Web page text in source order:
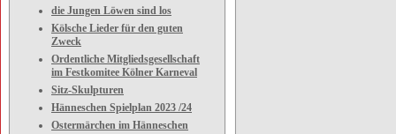
die Jungen Löwen sind los
Kölsche Lieder für den guten
Zweck
Ordentliche Mitgliedsgesellschaft
im Festkomitee Kölner Karneval
Sitz-Skulpturen
Hänneschen Spielplan 2023 /24
Ostermärchen im Hänneschen